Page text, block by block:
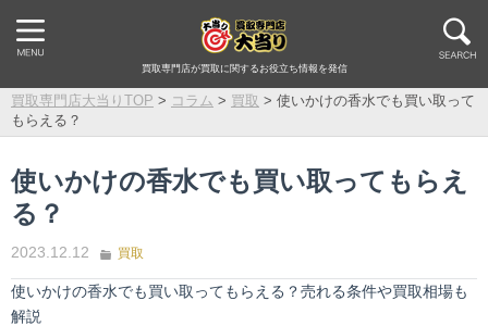
買取専門店が買取に関するお役立ち情報を発信
買取専門店大当りTOP > コラム > 買取 > 使いかけの香水でも買い取って
もらえる？
使いかけの香水でも買い取ってもらえ
る？
2023.12.12 買取
使いかけの香水でも買い取ってもらえる？売れる条件や買取相場も
解説